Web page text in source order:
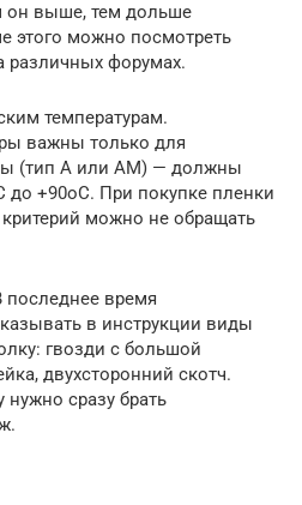
он выше, тем дольше
этого можно посмотреть
различных форумах.
температурам.
важны только для
(тип А или АМ) — должны
до +90oС. При покупке пленки
можно не обращать
время
в инструкции виды
гвозди с большой
двухсторонний скотч.
нужно сразу брать